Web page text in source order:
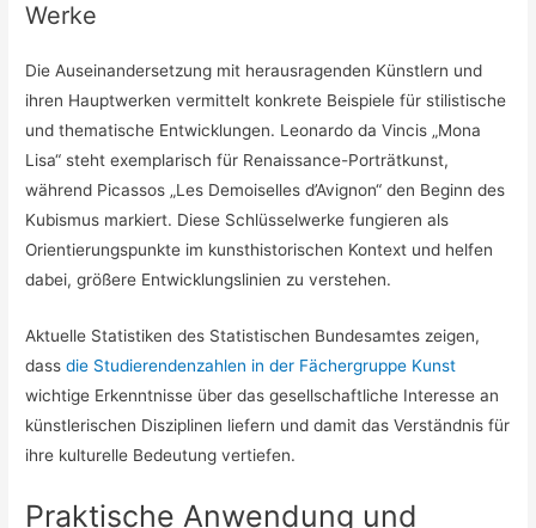
Werke
Die Auseinandersetzung mit herausragenden Künstlern und
ihren Hauptwerken vermittelt konkrete Beispiele für stilistische
und thematische Entwicklungen. Leonardo da Vincis „Mona
Lisa“ steht exemplarisch für Renaissance-Porträtkunst,
während Picassos „Les Demoiselles d’Avignon“ den Beginn des
Kubismus markiert. Diese Schlüsselwerke fungieren als
Orientierungspunkte im kunsthistorischen Kontext und helfen
dabei, größere Entwicklungslinien zu verstehen.
Aktuelle Statistiken des Statistischen Bundesamtes zeigen,
dassdie Studierendenzahlen in der Fächergruppe Kunst
wichtige Erkenntnisse über das gesellschaftliche Interesse an
künstlerischen Disziplinen liefern und damit das Verständnis für
ihre kulturelle Bedeutung vertiefen.
Praktische Anwendung und